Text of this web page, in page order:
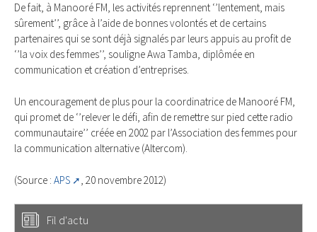
De fait, à Manooré FM, les activités reprennent ‘’lentement, mais
sûrement’’, grâce à l’aide de bonnes volontés et de certains
partenaires qui se sont déjà signalés par leurs appuis au profit de
‘’la voix des femmes’’, souligne Awa Tamba, diplômée en
communication et création d’entreprises.
Un encouragement de plus pour la coordinatrice de Manooré FM,
qui promet de ‘’relever le défi, afin de remettre sur pied cette radio
communautaire’’ créée en 2002 par l’Association des femmes pour
la communication alternative (Altercom).
(Source : APS , 20 novembre 2012)
Fil d'actu